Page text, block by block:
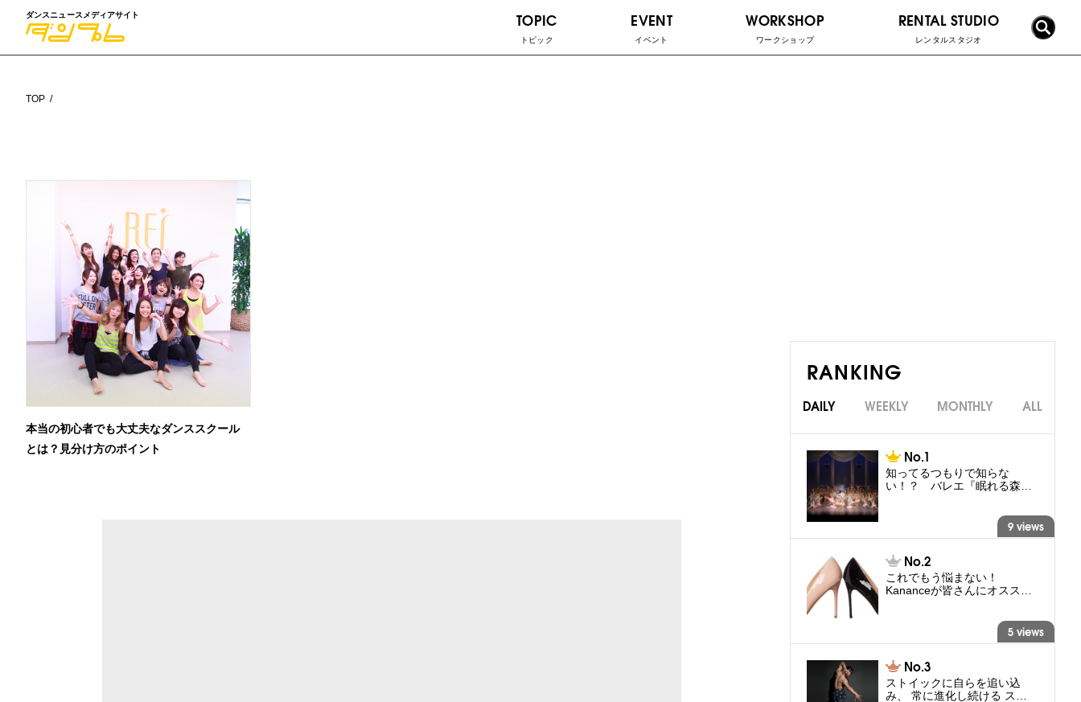
ダンスニュースメディアサイト TOPIC
トピック
EVENT
イベント
WORKSHOP
ワークショップ
RENTAL STUDIO
レンタルスタジオ
TOP
本当の初心者でも大丈夫なダンススクール
とは？見分け方のポイント
RANKING
DAILY WEEKLY MONTHLY ALL
知ってるつもりで知らな
い！？ バレエ『眠れる森…
9 views
これでもう悩まない！
Kananceが皆さんにオスス…
5 views
ストイックに自らを追い込
み、 常に進化し続ける ス…